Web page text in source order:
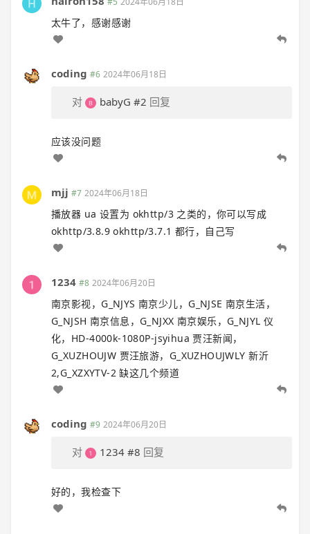
太牛了，感谢感谢
coding #6 2024年06月18日
对 babyG #2 回复
应该没问题
mjj #7 2024年06月18日
播放器 ua 设置为 okhttp/3 之类的，你可以写成
okhttp/3.8.9 okhttp/3.7.1 都行，自己写
1234 #8 2024年06月20日
南京影视，G_NJYS 南京少儿，G_NJSE 南京生活，
G_NJSH 南京信息，G_NJXX 南京娱乐，G_NJYL 仪
化，HD-4000k-1080P-jsyihua 贾汪新闻，
G_XUZHOUJW 贾汪旅游，G_XUZHOUJWLY 新沂
2,G_XZXYTV-2 缺这几个频道
coding #9 2024年06月20日
对 1234 #8 回复
好的，我检查下